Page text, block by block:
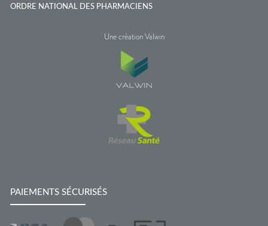
ORDRE NATIONAL DES PHARMACIENS
Une création Valwin
PAIEMENTS SÉCURISÉS